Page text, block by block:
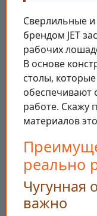
Сверлильные
брендом JET
рабочих
В основе
столы,
обеспечивают
работе. Скажу
материалов
реально
Чугунная
важно